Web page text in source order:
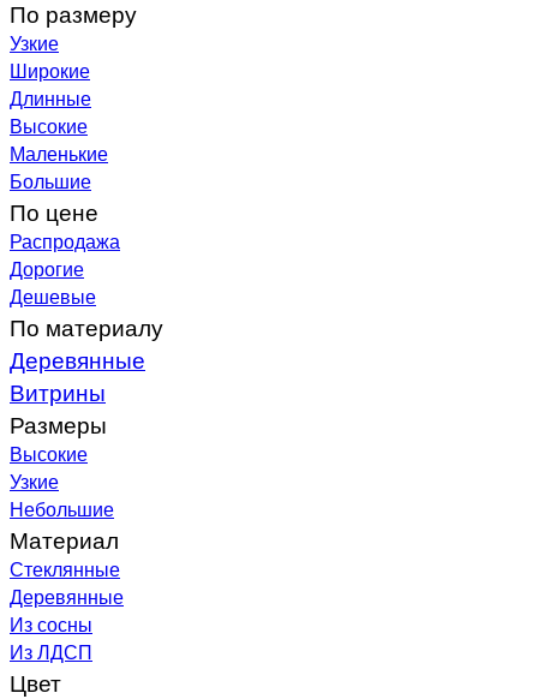
По размеру
Узкие
Широкие
Длинные
Высокие
Маленькие
Большие
По цене
Распродажа
Дорогие
Дешевые
По материалу
Деревянные
Витрины
Размеры
Высокие
Узкие
Небольшие
Материал
Стеклянные
Деревянные
Из сосны
Из ЛДСП
Цвет